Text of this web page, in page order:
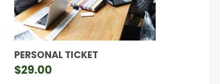
PERSONAL TICKET
$29.00